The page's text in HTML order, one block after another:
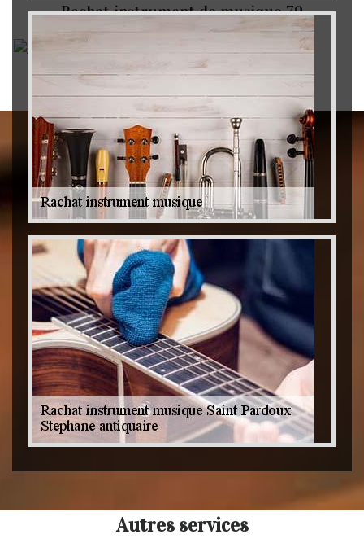
Rachat instrument de musique 79
Achat antiquité 79
Autres services